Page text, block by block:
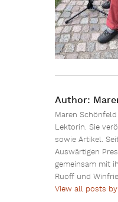
Author:
Maren
Lektorin. Sie
sowie Artikel.
Auswärtigen
gemeinsam mit
Ruoff und
View all posts